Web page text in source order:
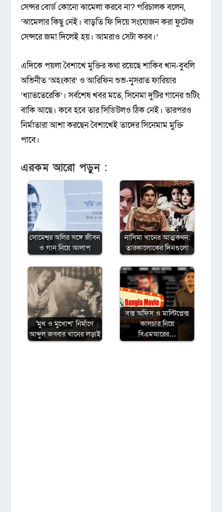
সেন্সর বোর্ড কোনো ঝামেলা করবে না? পরিচালক বলেন,
‘ঝামেলার কিছু নেই। বাড়তি ফি দিয়ে সংযোজন করা ফুটেজ
সেন্সরে জমা দিলেই হয়। আমরাও সেটা করব।’
এদিকে পয়লা বৈশাখে মুক্তির কথা রয়েছে শাকিব খান-বুবলি
অভিনীত ‘অহংকার’ ও আরিফিন শুভ-নুসরাত ফারিয়ার
‘ধ্যাততেরেকি’। সর্বশেষ খবর মতে, সিনেমা দুটির গানের শুটিং
বাকি আছে। কবে হবে তার সিডিউলও ঠিক নেই। তারপরও
নির্মাতারা আশা করছেন বৈশাখেই তাদের সিনেমাম মুক্তি
পাবে।
এরকম আরো পড়ুন :
সোমেশ্বর অলির সঙ্গে জীবন
ও গান নিয়ে আলাপ
নাসিমা খানের আত্মকথন:
তারকালোকের দিনগুলো
'মুখ ও মুখোশ’ নির্মাণে
আব্দুল জব্বার খানের লড়াই
বক্স অফিস ও মাল্টিপ্লেক্স
কালচার নিয়ে
বিএমআরের…